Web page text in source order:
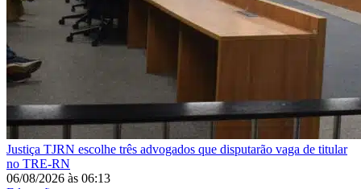
Justiça TJRN escolhe três advogados que disputarão vaga de titular
no TRE-RN
06/08/2026 às 06:13